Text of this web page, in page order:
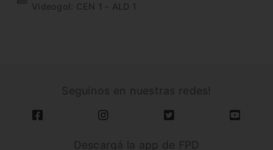
Videogol: CEN 1 – ALD 1